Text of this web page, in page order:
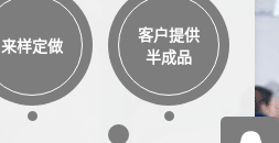
来样定做
客户提供
半成品